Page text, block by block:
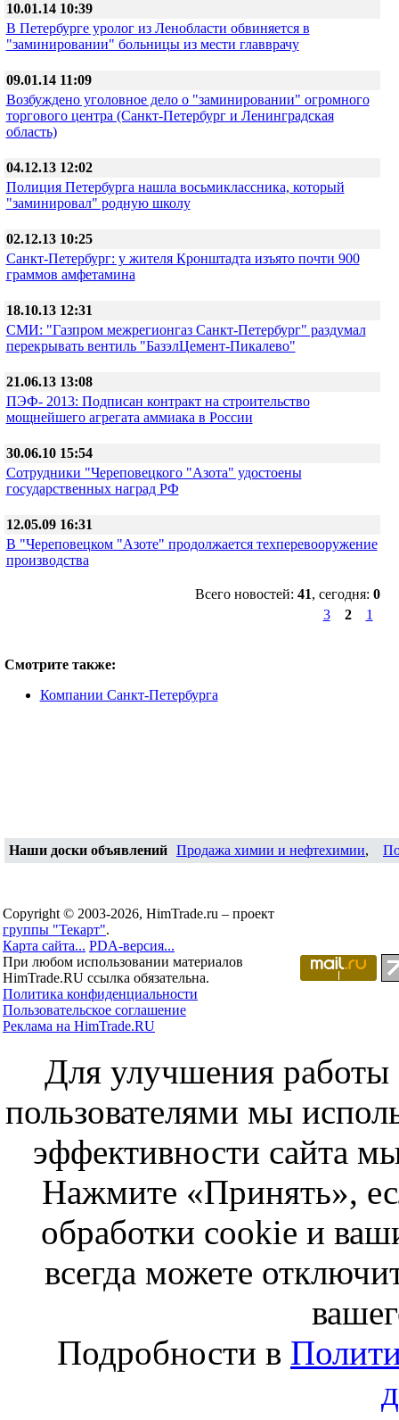
10.01.14 10:39
В Петербурге уролог из Ленобласти обвиняется в
"заминировании" больницы из мести главврачу
09.01.14 11:09
Возбуждено уголовное дело о "заминировании" огромного
торгового центра (Санкт-Петербург и Ленинградская
область)
04.12.13 12:02
Полиция Петербурга нашла восьмиклассника, который
"заминировал" родную школу
02.12.13 10:25
Санкт-Петербург: у жителя Кронштадта изъято почти 900
граммов амфетамина
18.10.13 12:31
СМИ: "Газпром межрегионгаз Санкт-Петербург" раздумал
перекрывать вентиль "БазэлЦемент-Пикалево"
21.06.13 13:08
ПЭФ- 2013: Подписан контракт на строительство
мощнейшего агрегата аммиака в России
30.06.10 15:54
Сотрудники "Череповецкого "Азота" удостоены
государственных наград РФ
12.05.09 16:31
В "Череповецком "Азоте" продолжается техперевооружение
производства
Всего новостей: 41, сегодня: 0
3
2 1
Смотрите также:
Компании Санкт-Петербурга
Наши доски объявлений Продажа химии и нефтехимии,
Copyright © 2003-2026, HimTrade.ru – проект
группы "Текарт".
Карта сайта... PDA-версия...
При любом использовании материалов
HimTrade.RU ссылка обязательна.
Политика конфиденциальности
Пользовательское соглашение
Реклама на HimTrade.RU
Для улучшения работы
пользователями мы
эффективности сайта
Нажмите «Принять»,
обработки cookie и
всегда можете
Подробности в